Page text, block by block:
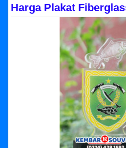
Harga Plakat